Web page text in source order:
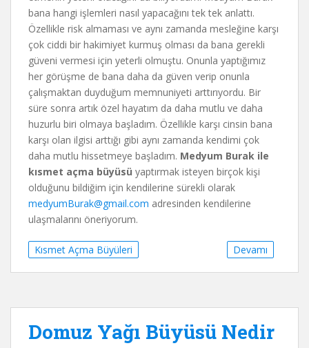
bana hangi işlemleri nasıl yapacağını tek tek anlattı.
Özellikle risk almaması ve aynı zamanda mesleğine karşı
çok ciddi bir hakimiyet kurmuş olması da bana gerekli
güveni vermesi için yeterli olmuştu. Onunla yaptığımız
her görüşme de bana daha da güven verip onunla
çalışmaktan duyduğum memnuniyeti arttırıyordu. Bir
süre sonra artık özel hayatım da daha mutlu ve daha
huzurlu biri olmaya başladım. Özellikle karşı cinsin bana
karşı olan ilgisi arttığı gibi aynı zamanda kendimi çok
daha mutlu hissetmeye başladım. Medyum Burak ile
kısmet açma büyüsü yaptırmak isteyen birçok kişi
olduğunu bildiğim için kendilerine sürekli olarak
medyumBurak@gmail.com adresinden kendilerine
ulaşmalarını öneriyorum.
Devamı
Kısmet Açma Büyüleri
Domuz Yağı Büyüsü Nedir